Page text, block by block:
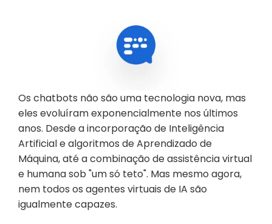
Os chatbots não são uma tecnologia nova, mas
eles evoluíram exponencialmente nos últimos
anos. Desde a incorporação de Inteligência
Artificial e algoritmos de Aprendizado de
Máquina, até a combinação de assistência virtual
e humana sob "um só teto". Mas mesmo agora,
nem todos os agentes virtuais de IA são
igualmente capazes.